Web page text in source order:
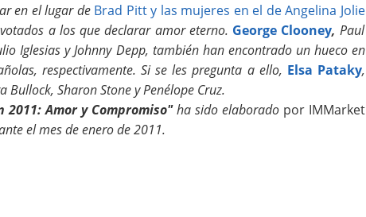
en el lugar de Brad Pitt y las mujeres en el de Angelina Jolie
a los que declarar amor eterno. George Clooney, Paul
Iglesias y Johnny Depp, también han encontrado un hueco en
respectivamente. Si se les pregunta a ello, Elsa Pataky,
Bullock, Sharon Stone y Penélope Cruz.
2011: Amor y Compromiso"ha sido elaborado por IMMarket
el mes de enero de 2011.